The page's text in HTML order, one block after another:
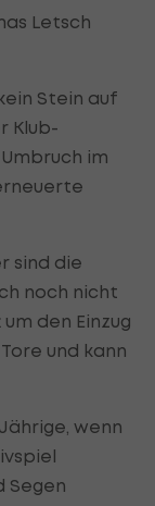
Letsch
Stein auf
Klub-
im
sind die
noch nicht
den Einzug
und kann
wenn
Segen